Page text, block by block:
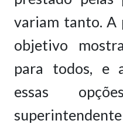
variam tanto. A
objetivo
para todos, e
essas